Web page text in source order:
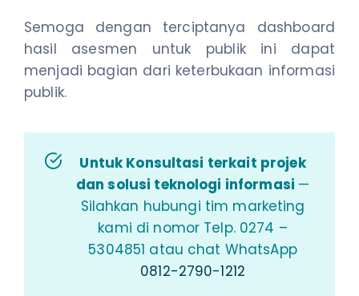
Semoga dengan terciptanya dashboard
hasil asesmen untuk publik ini dapat
menjadi bagian dari keterbukaan informasi
publik.
Untuk Konsultasi terkait projek
dan solusi teknologi informasi —
Silahkan hubungi tim marketing
kami di nomor Telp. 0274 –
5304851 atau chat WhatsApp
0812-2790-1212